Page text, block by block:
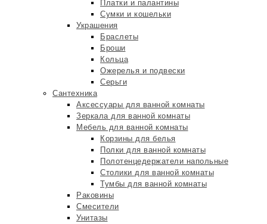
Платки и палантины
Сумки и кошельки
Украшения
Браслеты
Броши
Кольца
Ожерелья и подвески
Серьги
Сантехника
Аксессуары для ванной комнаты
Зеркала для ванной комнаты
Мебель для ванной комнаты
Корзины для белья
Полки для ванной комнаты
Полотенцедержатели напольные
Столики для ванной комнаты
Тумбы для ванной комнаты
Раковины
Смесители
Унитазы